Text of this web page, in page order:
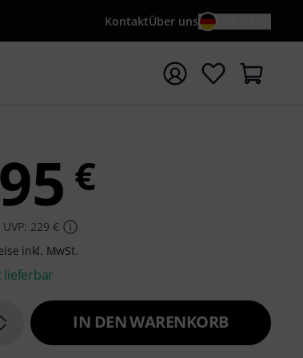
KontaktÜber uns
{searchTerm} starten
€
UVP: 229 €
inkl. MwSt.
lieferbar
IN DEN WARENKORB